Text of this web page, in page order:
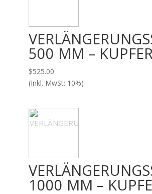
500 MM – KUPFER
$525.00
(Inkl. MwSt: 10%)
1000 MM –